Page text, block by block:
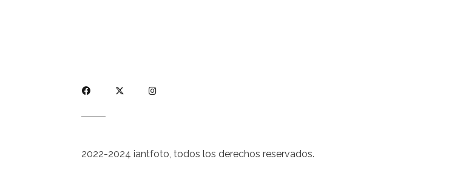
2022-2024 iantfoto, todos los derechos reservados.